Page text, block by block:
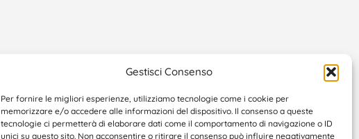
Gestisci Consenso
Per fornire le migliori esperienze, utilizziamo tecnologie come i cookie per
memorizzare e/o accedere alle informazioni del dispositivo. Il consenso a queste
tecnologie ci permetterà di elaborare dati come il comportamento di navigazione o ID
unici su questo sito. Non acconsentire o ritirare il consenso può influire negativamente